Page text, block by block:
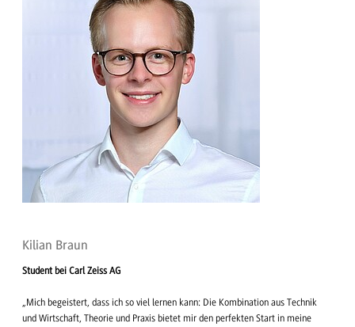
Kilian Braun
Student bei Carl Zeiss AG
„Mich begeistert, dass ich so viel lernen kann: Die Kombination aus Technik
und Wirtschaft, Theorie und Praxis bietet mir den perfekten Start in meine